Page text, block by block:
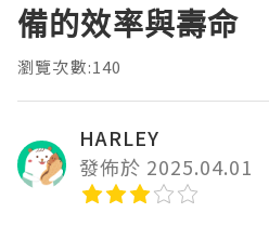
備的效率與壽命
瀏覽次數:140
HARLEY
發佈於 2025.04.01